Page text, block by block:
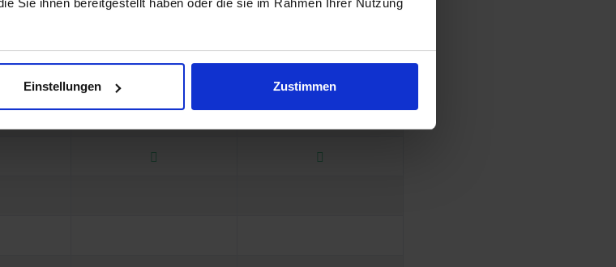
Sie ihnen bereitgestellt haben oder die sie im Rahmen Ihrer Nutzung
Einstellungen Zustimmen